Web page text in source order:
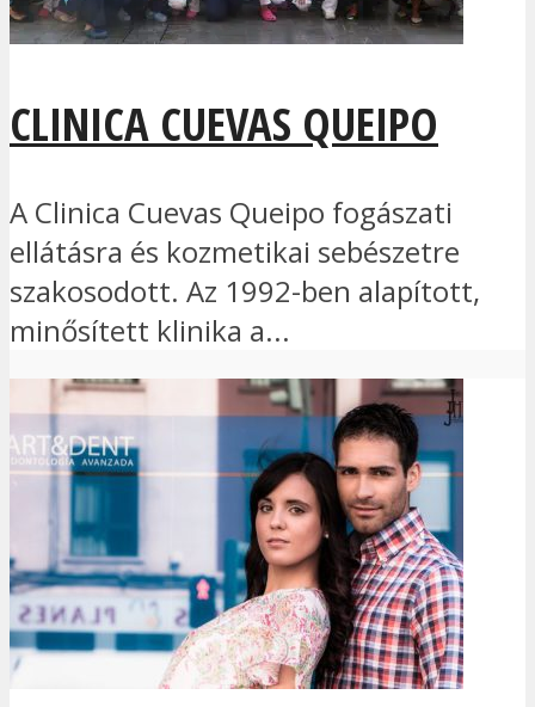
CLINICA CUEVAS QUEIPO
A Clinica Cuevas Queipo fogászati
ellátásra és kozmetikai sebészetre
szakosodott. Az 1992-ben alapított,
minősített klinika a...